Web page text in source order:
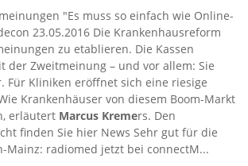
"Es muss so einfach wie Online-
23.05.2016 Die Krankenhausreform
zu etablieren. Die Kassen
der Zweitmeinung – und vor allem: Sie
Für Kliniken eröffnet sich eine riesige
Krankenhäuser von diesem Boom-Markt
erläutert Marcus Kremers. Den
finden Sie hier News Sehr gut für die
Mainz: radiomed jetzt bei connectM...